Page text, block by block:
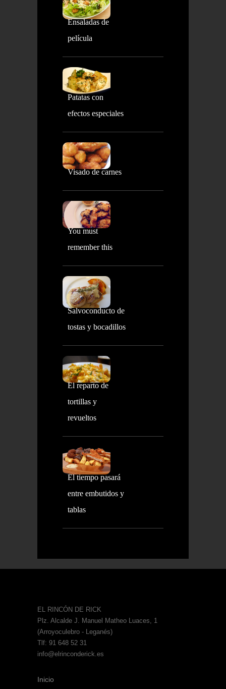
Ensaladas de
película
Patatas con
efectos especiales
Visado de carnes
You must
remember this
Salvoconducto de
tostas y bocadillos
El reparto de
tortillas y
revueltos
El tiempo pasará
entre embutidos y
tablas
EL RINCÓN DE RICK
Plz. Alcalde J. Manuel Matheo Luaces, 1
(Arroyoculebro - Leganés)
Tlf: 91 648 52 31
info@elrinconderick.es
Inicio